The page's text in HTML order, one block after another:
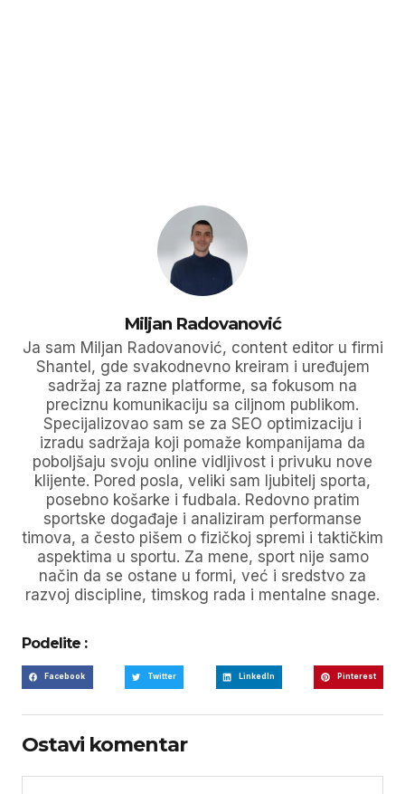
Miljan Radovanović
Ja sam Miljan Radovanović, content editor u firmi
Shantel, gde svakodnevno kreiram i uređujem
sadržaj za razne platforme, sa fokusom na
preciznu komunikaciju sa ciljnom publikom.
Specijalizovao sam se za SEO optimizaciju i
izradu sadržaja koji pomaže kompanijama da
poboljšaju svoju online vidljivost i privuku nove
klijente. Pored posla, veliki sam ljubitelj sporta,
posebno košarke i fudbala. Redovno pratim
sportske događaje i analiziram performanse
timova, a često pišem o fizičkoj spremi i taktičkim
aspektima u sportu. Za mene, sport nije samo
način da se ostane u formi, već i sredstvo za
razvoj discipline, timskog rada i mentalne snage.
Podelite :
Facebook Twitter LinkedIn Pinterest
Ostavi komentar